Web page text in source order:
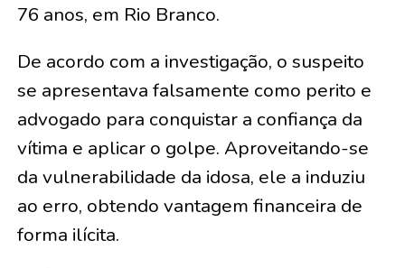
76 anos, em Rio Branco.
De acordo com a investigação, o suspeito
se apresentava falsamente como perito e
advogado para conquistar a confiança da
vítima e aplicar o golpe. Aproveitando-se
da vulnerabilidade da idosa, ele a induziu
ao erro, obtendo vantagem financeira de
forma ilícita.